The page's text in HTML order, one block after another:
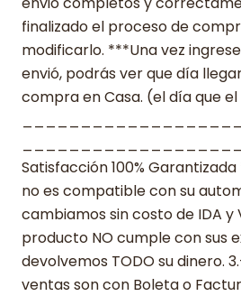
finalizado el proceso de
modificarlo. ***Una vez
envió, podrás ver que día
compra en Casa. (el día que
Satisfacción 100%
no es compatible con su
cambiamos sin costo de IDA y
producto NO cumple con sus
devolvemos TODO su dinero.
ventas son con Boleta o